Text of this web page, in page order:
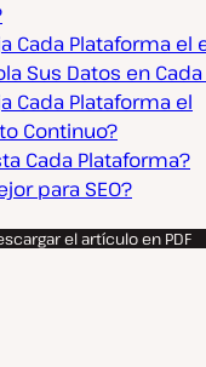
Cada Plataforma el
Sus Datos en
Cada Plataforma el
Continuo?
Cada Plataforma?
para SEO?
el artículo en PDF